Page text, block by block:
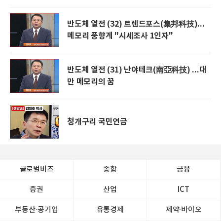
반도체 열전 (32) 트렌드포스(集邦科技)...
메모리 풍향계 "시세조사 1인자"
반도체 열전 (31) 난야테크(南亞科技) ...대
만 메모리의 꿈
청개구리 국민연금
글로벌비즈 종합 금융
증권 산업 ICT
부동산·공기업 유통경제 제약∙바이오